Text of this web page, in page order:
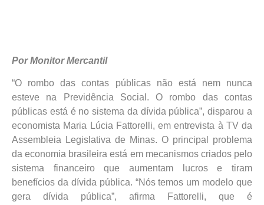
Por Monitor Mercantil
“O rombo das contas públicas não está nem nunca
esteve na Previdência Social. O rombo das contas
públicas está é no sistema da dívida pública”, disparou a
economista Maria Lúcia Fattorelli, em entrevista à TV da
Assembleia Legislativa de Minas. O principal problema
da economia brasileira está em mecanismos criados pelo
sistema financeiro que aumentam lucros e tiram
benefícios da dívida pública. “Nós temos um modelo que
gera dívida pública”, afirma Fattorelli, que é